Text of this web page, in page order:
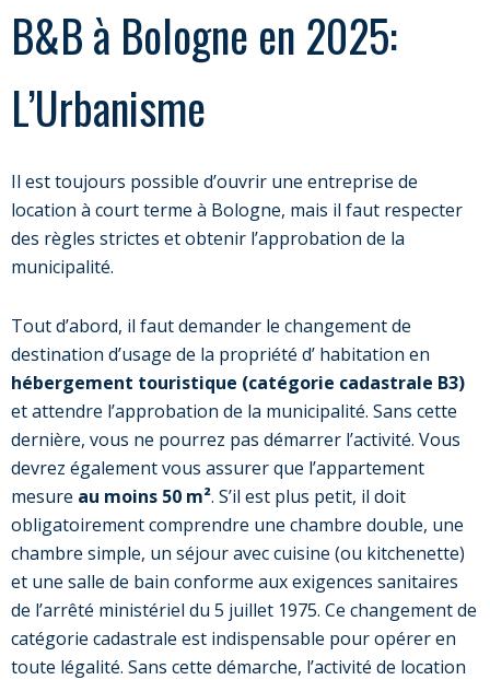
B&B à Bologne en 2025:
L’Urbanisme
Il est toujours possible d’ouvrir une entreprise de
location à court terme à Bologne, mais il faut respecter
des règles strictes et obtenir l’approbation de la
municipalité.
Tout d’abord, il faut demander le changement de
destination d’usage de la propriété d’ habitation en
hébergement touristique (catégorie cadastrale B3)
et attendre l’approbation de la municipalité. Sans cette
dernière, vous ne pourrez pas démarrer l’activité. Vous
devrez également vous assurer que l’appartement
mesure au moins 50 m². S’il est plus petit, il doit
obligatoirement comprendre une chambre double, une
chambre simple, un séjour avec cuisine (ou kitchenette)
et une salle de bain conforme aux exigences sanitaires
de l’arrêté ministériel du 5 juillet 1975. Ce changement de
catégorie cadastrale est indispensable pour opérer en
toute légalité. Sans cette démarche, l’activité de location